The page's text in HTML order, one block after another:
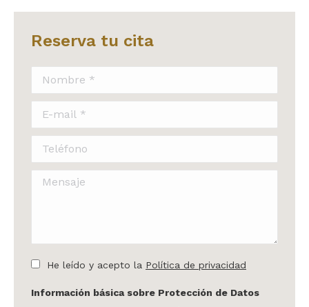
Reserva tu cita
Teléfono
Mensaje
He leído y acepto la Política de privacidad
Información básica sobre Protección de Datos